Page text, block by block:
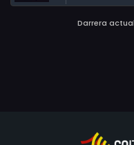
germanes d’Honza.
Darrera